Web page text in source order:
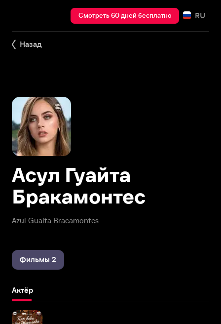
Смотреть 60 дней бесплатно RU
Назад
Azul Guaita Bracamontes
Асул Гуайта
Бракамонтес
Фильмы 2
Актёр